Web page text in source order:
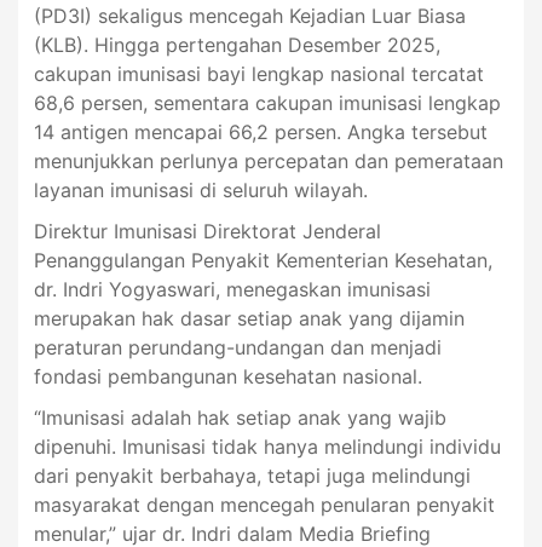
(PD3I) sekaligus mencegah Kejadian Luar Biasa
(KLB). Hingga pertengahan Desember 2025,
cakupan imunisasi bayi lengkap nasional tercatat
68,6 persen, sementara cakupan imunisasi lengkap
14 antigen mencapai 66,2 persen. Angka tersebut
menunjukkan perlunya percepatan dan pemerataan
layanan imunisasi di seluruh wilayah.
Direktur Imunisasi Direktorat Jenderal
Penanggulangan Penyakit Kementerian Kesehatan,
dr. Indri Yogyaswari, menegaskan imunisasi
merupakan hak dasar setiap anak yang dijamin
peraturan perundang-undangan dan menjadi
fondasi pembangunan kesehatan nasional.
“Imunisasi adalah hak setiap anak yang wajib
dipenuhi. Imunisasi tidak hanya melindungi individu
dari penyakit berbahaya, tetapi juga melindungi
masyarakat dengan mencegah penularan penyakit
menular,” ujar dr. Indri dalam Media Briefing